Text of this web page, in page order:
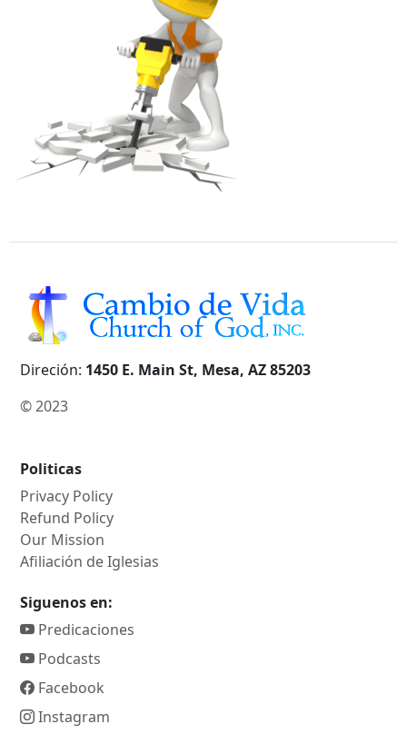
Direción: 1450 E. Main St, Mesa, AZ 85203
© 2023
Politicas
Privacy Policy
Refund Policy
Our Mission
Afiliación de Iglesias
Siguenos en:
Predicaciones
Podcasts
Facebook
Instagram